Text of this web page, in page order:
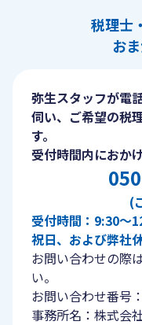
税理士
お
弥生スタッフが電
伺い、ご希望の税
す。
受付時間内におか
(
受付時間：9:30〜
祝日、および弊社
お問い合わせの際
い。
お問い合わせ番号
事務所名：株式会